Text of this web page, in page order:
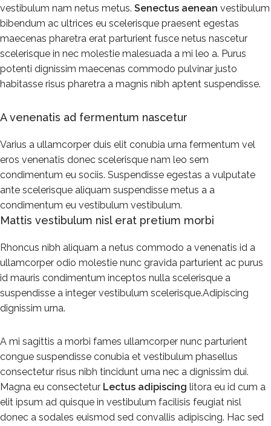
vestibulum nam netus metus. Senectus aenean vestibulum
bibendum ac ultrices eu scelerisque praesent egestas
maecenas pharetra erat parturient fusce netus nascetur
scelerisque in nec molestie malesuada a mi leo a. Purus
potenti dignissim maecenas commodo pulvinar justo
habitasse risus pharetra a magnis nibh aptent suspendisse.
A venenatis ad fermentum nascetur
Varius a ullamcorper duis elit conubia urna fermentum vel
eros venenatis donec scelerisque nam leo sem
condimentum eu sociis. Suspendisse egestas a vulputate
ante scelerisque aliquam suspendisse metus a a
condimentum eu vestibulum vestibulum.
Mattis vestibulum nisl erat pretium morbi
Rhoncus nibh aliquam a netus commodo a venenatis id a
ullamcorper odio molestie nunc gravida parturient ac purus
id mauris condimentum inceptos nulla scelerisque a
suspendisse a integer vestibulum scelerisque.Adipiscing
dignissim urna.
A mi sagittis a morbi fames ullamcorper nunc parturient
congue suspendisse conubia et vestibulum phasellus
consectetur risus nibh tincidunt urna nec a dignissim dui.
Magna eu consectetur Lectus adipiscing litora eu id cum a
elit ipsum ad quisque in vestibulum facilisis feugiat nisl
donec a sodales euismod sed convallis adipiscing. Hac sed